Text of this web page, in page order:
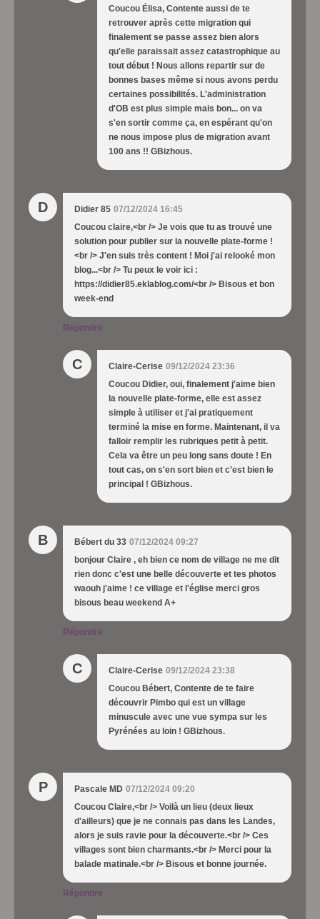
Coucou Élisa, Contente aussi de te
retrouver après cette migration qui
finalement se passe assez bien alors
qu'elle paraissait assez catastrophique au
tout début ! Nous allons repartir sur de
bonnes bases même si nous avons perdu
certaines possibilités. L'administration
d'OB est plus simple mais bon... on va
s'en sortir comme ça, en espérant qu'on
ne nous impose plus de migration avant
100 ans !! GBizhous.
D Didier 85 07/12/2024 16:45
Coucou claire,<br /> Je vois que tu as trouvé une
solution pour publier sur la nouvelle plate-forme !
<br /> J'en suis très content ! Moi j'ai relooké mon
blog...<br /> Tu peux le voir ici :
https://didier85.eklablog.com/<br /> Bisous et bon
week-end
Répondre
C Claire-Cerise 09/12/2024 23:36
Coucou Didier, oui, finalement j'aime bien
la nouvelle plate-forme, elle est assez
simple à utiliser et j'ai pratiquement
terminé la mise en forme. Maintenant, il va
falloir remplir les rubriques petit à petit.
Cela va être un peu long sans doute ! En
tout cas, on s'en sort bien et c'est bien le
principal ! GBizhous.
B Bébert du 33 07/12/2024 09:27
bonjour Claire , eh bien ce nom de village ne me dit
rien donc c'est une belle découverte et tes photos
waouh j'aime ! ce village et l'église merci gros
bisous beau weekend A+
Répondre
C Claire-Cerise 09/12/2024 23:38
Coucou Bébert, Contente de te faire
découvrir Pimbo qui est un village
minuscule avec une vue sympa sur les
Pyrénées au loin ! GBizhous.
P Pascale MD 07/12/2024 09:20
Coucou Claire,<br /> Voilà un lieu (deux lieux
d'ailleurs) que je ne connais pas dans les Landes,
alors je suis ravie pour la découverte.<br /> Ces
villages sont bien charmants.<br /> Merci pour la
balade matinale.<br /> Bisous et bonne journée.
Répondre